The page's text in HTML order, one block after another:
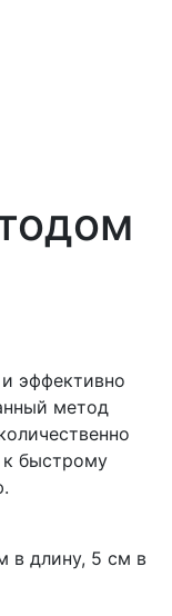
эффективно
метод
к быстрому
в длину, 5 см в